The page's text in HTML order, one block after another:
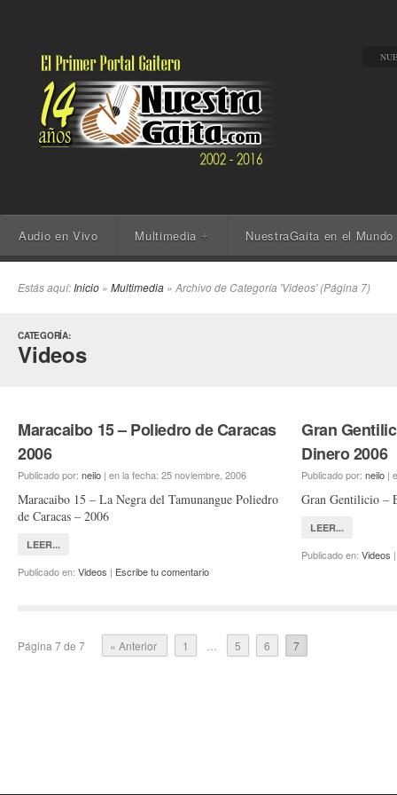
Audio en Vivo Multimedia + NuestraGaita en el Mundo
Estás aquí: Inicio » Multimedia » Archivo de Categoría 'Videos' (Página 7)
CATEGORÍA:
Videos
Maracaibo 15 – Poliedro de Caracas
2006
Publicado por: neilo | en la fecha: 25 noviembre, 2006
Maracaibo 15 – La Negra del Tamunangue Poliedro
de Caracas – 2006
LEER...
Publicado en: Videos | Escribe tu comentario
Gran
Dinero 2006
Publicado por: neilo |
Gran Gentilicio –
LEER...
Publicado en: Videos
Página 7 de 7 « Anterior 1 5 6 7